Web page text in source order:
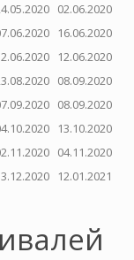
02.06.2020
16.06.2020
12.06.2020
08.09.2020
08.09.2020
13.10.2020
04.11.2020
12.01.2021